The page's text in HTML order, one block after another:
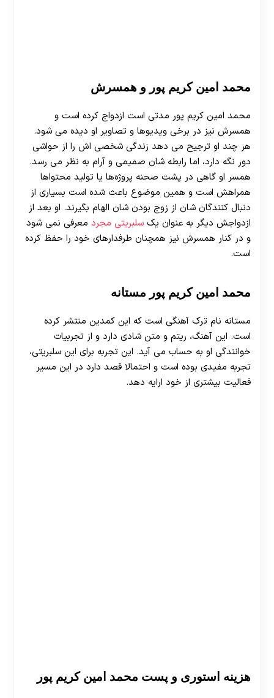
محمد امین کریم پور و همسرش
محمد امین کریم‌ پور مدتی است ازدواج کرده است و
همسرش نیز در برخی ویدیوها و تصاویر او دیده می‌ شود.
هر چند او ترجیح می‌ دهد زندگی شخصی‌ اش را از حواشی
دور نگه دارد، اما رابطه‌ شان صمیمی و آرام به نظر می‌ رسد.
همسر او گاهی در پشت صحنه پروژه‌ها یا تولید محتواها
همراهش است و همین موضوع باعث شده است بسیاری از
دنبال‌ کنندگان شان از زوج بودن شان الهام بگیرند. او بعد از
ازدواجش دیگر به عنوان یک سلبریتی مجرد معرفی نمی شود
و در کنار همسرش نیز همچنان طرفدارهای خود را حفظ کرده
است.
محمد امین کریم پور مستانه
مستانه نام ترک آهنگی است که این کمدین منتشر کرده
است. این آهنگ، ریتم و متن شادی دارد و از تجربیات
خوانندگی او به حساب می آید. این تجربه برای این سلبریتی،
تجربه مفیدی بوده است و احتمالا قصد دارد در این مسیر
فعالیت بیشتری از خود ارایه دهد.
هزینه استوری و پست محمد امین کریم پور